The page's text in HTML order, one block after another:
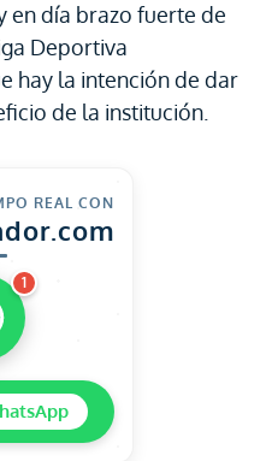
en día brazo fuerte de
Deportiva
hay la intención de dar
de la institución.
REAL CON
1